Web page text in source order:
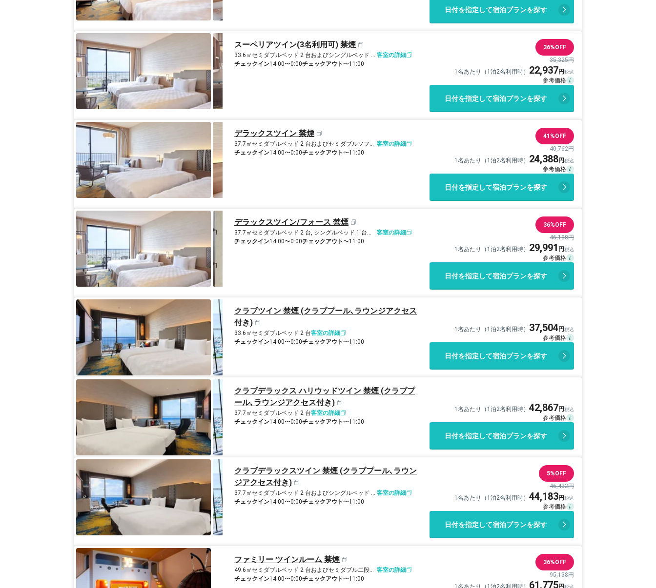
日付を指定して宿泊プランを探す
スーペリアツイン(3名利用可) 禁煙
33.6㎡ セミダブルベッド 2 台およびシングルベッド 1 台 客室の詳細
チェックイン14:00〜0:00チェックアウト〜11:00
36%OFF
35,325円
1名あたり（1泊2名利用時） 22,937
日付を指定して宿泊プランを探す
デラックスツイン 禁煙
37.7㎡ セミダブルベッド 2 台およびセミダブルソファーベッド 1 台 客室の詳細
チェックイン14:00〜0:00チェックアウト〜11:00
41%OFF
40,762円
1名あたり（1泊2名利用時） 24,388
日付を指定して宿泊プランを探す
デラックスツイン/フォース 禁煙
37.7㎡ セミダブルベッド 2 台, シングルベッド 1 台およびシングルソファーベッド 1 台
客室の詳細
チェックイン14:00〜0:00チェックアウト〜11:00
36%OFF
46,188円
1名あたり（1泊2名利用時） 29,991
日付を指定して宿泊プランを探す
クラブツイン 禁煙 (クラブプール､ラウンジアクセス
付き)
33.6㎡セミダブルベッド 2 台客室の詳細
チェックイン14:00〜0:00チェックアウト〜11:00
1名あたり（1泊2名利用時） 37,504
日付を指定して宿泊プランを探す
クラブデラックス ハリウッドツイン 禁煙 (クラブプ
ール､ラウンジアクセス付き)
37.7㎡セミダブルベッド 2 台客室の詳細
チェックイン14:00〜0:00チェックアウト〜11:00
1名あたり（1泊2名利用時） 42,867
日付を指定して宿泊プランを探す
クラブデラックスツイン 禁煙 (クラブプール､ラウン
ジアクセス付き)
37.7㎡ セミダブルベッド 2 台およびシングルベッド 1 台 客室の詳細
チェックイン14:00〜0:00チェックアウト〜11:00
5%OFF
46,432円
1名あたり（1泊2名利用時） 44,183
日付を指定して宿泊プランを探す
ファミリー ツインルーム 禁煙
49.6㎡ セミダブルベッド 2 台およびセミダブル二段ベッド 2 台 客室の詳細
チェックイン14:00〜0:00チェックアウト〜11:00
36%OFF
95,138円
1名あたり（1泊2名利用時） 61,775